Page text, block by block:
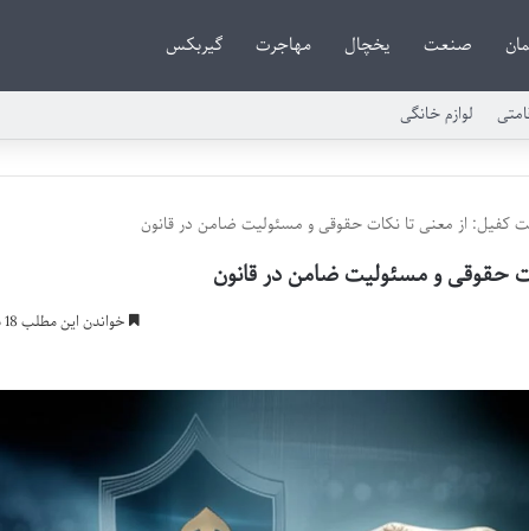
صنعت یخچال مهاجرت گیربکس
لوازم خانگی
کفیل: از معنی تا نکات حقوقی و مسئولیت ضامن در قانون
حقوقی و مسئولیت ضامن در قانون
خواندن این مطلب 18 دقیقه زمان میبرد